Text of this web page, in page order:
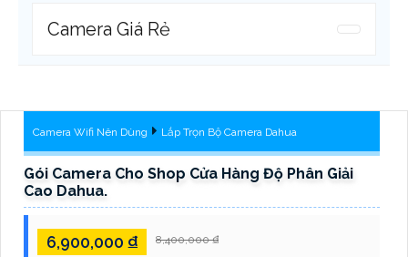
Camera Giá Rẻ
Camera Wifi Nên Dùng Lắp Trọn Bộ Camera Dahua
Gói Camera Cho Shop Cửa Hàng Độ Phân Giải
Cao Dahua.
6,900,000 ₫ 8,400,000 ₫